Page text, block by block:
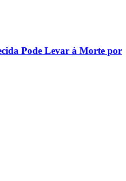
Pode Levar à Morte por